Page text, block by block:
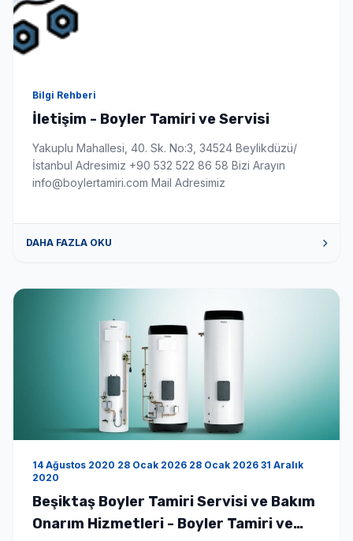
Bilgi Rehberi
İletişim - Boyler Tamiri ve Servisi
Yakuplu Mahallesi, 40. Sk. No:3, 34524 Beylikdüzü/
İstanbul Adresimiz +90 532 522 86 58 Bizi Arayın
info@boylertamiri.com Mail Adresimiz
DAHA FAZLA OKU
14 Ağustos 2020 28 Ocak 2026 28 Ocak 2026 31 Aralık
2020
Beşiktaş Boyler Tamiri Servisi ve Bakım
Onarım Hizmetleri - Boyler Tamiri ve